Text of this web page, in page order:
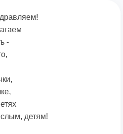
-
детям!